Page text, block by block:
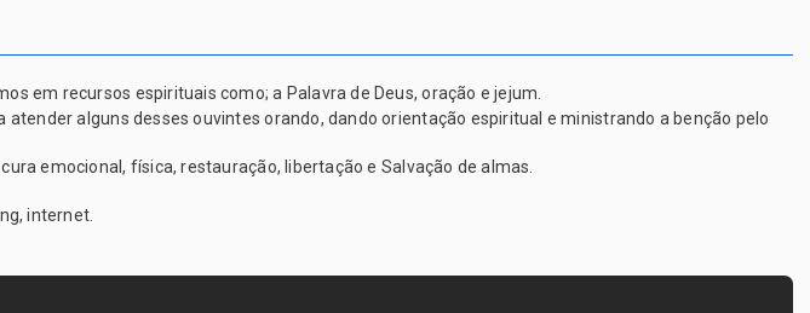
em recursos espirituais como; a Palavra de Deus, oração e jejum.
alguns desses ouvintes orando, dando orientação espiritual e ministrando a benção pelo
emocional, física, restauração, libertação e Salvação de almas.
internet.